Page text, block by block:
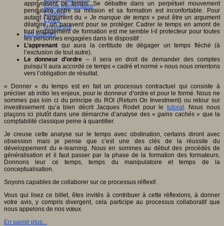
Ecole élémentaire
Collège
Lycée
Université
Les auteurs
apprivoisent ce temps. Se débattre dans un perpétuel mouvement
pendulaire entre sa mission et sa formation est inconfortable. Pour
autant l’argument du « Je manque de temps» peut être un argument
dilatoire, un paravent pour se protéger. Cadrer le temps en amont de
tout engagement de formation est me semble t-il protecteur pour toutes
les personnes engagées dans le dispositif :
L’apprenant qui aura la certitude de dégager un temps fléché (à
l’exclusion de tout autre).
Le donneur d’ordre – il sera en droit de demander des comptes
puisqu’il aura accordé ce temps « cadré et normé » nous nous orientons
vers l’obligation de résultat.
« Donner » du temps est en fait un processus contractuel qui consiste à
préciser ab initio les enjeux, pour le donneur d’ordre et pour le formé. Nous ne
sommes pas loin ci du principe du ROI (Return On Investment) ou retour sur
investissement qu’a bien décrit Jacques Rodet pour le tutorat. Nous nous
plaçons ici plutôt dans une démarche d’analyse des «gains cachés » que la
comptabilité classique peine à quantifier.
Je creuse cette analyse sur le temps avec obstination, certains diront avec
obsession mais je pense que c’est une des clés de la réussite du
développement du e-learning. Nous en sommes au début des procédés de
généralisation et il faut passer par la phase de la formation des formateurs.
Donnons leur ce temps, temps du manipulatoire et temps de la
conceptualisation.
Soyons capables de collaborer sur ce processus réflexif.
Vous qui lisez ce billet, êtes invités à contribuer à cette réflexions, à donner
votre avis, y compris divergent, cela participe au processus collaboratif que
nous appelons de nos vœux.
En savoir plus...